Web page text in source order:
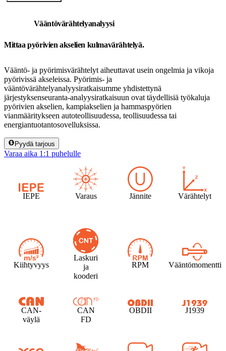
Vääntövärähtelyanalyysi
Mittaa pyörivien akselien kulmavärähtelyä.
Vääntö- ja pyörimisvärähtelyt aiheuttavat usein ongelmia ja vikoja
pyörivissä akseleissa. Pyörimis- ja
vääntövärähtelyanalyysiratkaisumme yhdistettynä
järjestyksenseuranta-analyysiratkaisuun ovat täydellisiä työkaluja
pyörivien akselien, kampiakselien ja hammaspyörien
vianmääritykseen autoteollisuudessa, teollisuudessa tai
energiantuotantosovelluksissa.
Pyydä tarjous
Varaa aika 1:1 puhelulle
IEPE Varaus Jännite Värähtelyt
Kiihtyvyys
Laskuri
ja
kooderi
RPM Vääntömomentti
CAN-
väylä
CAN
FD
OBDII J1939